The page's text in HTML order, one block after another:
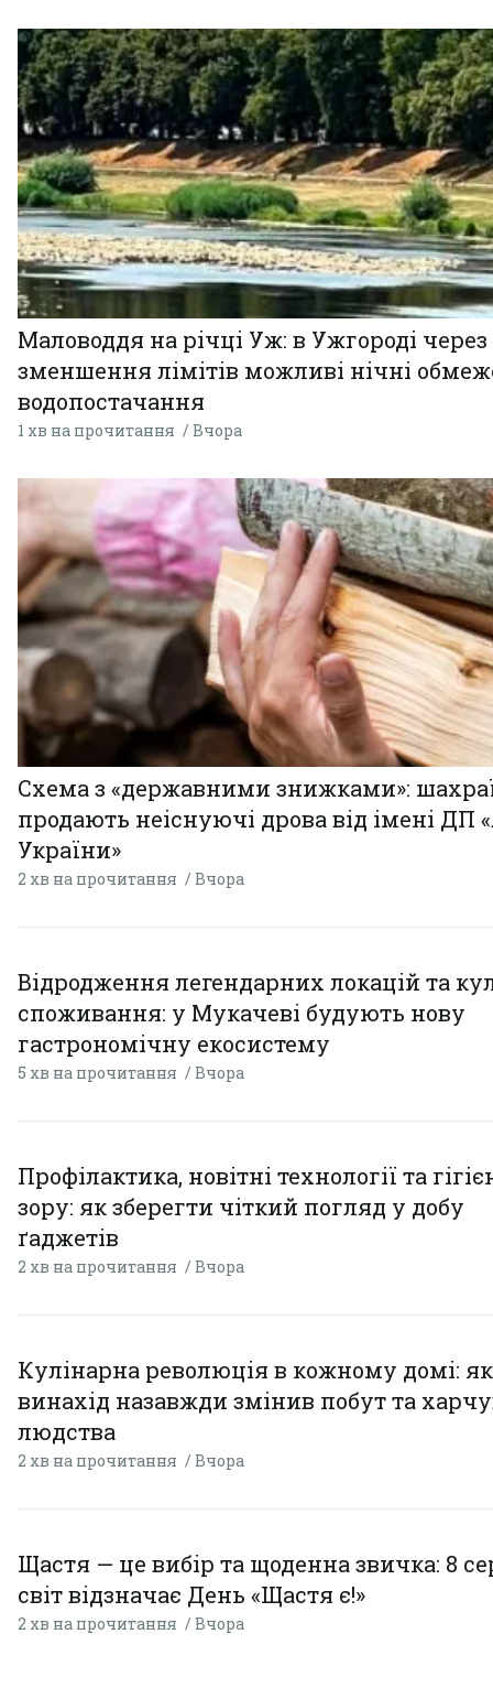
Маловоддя на річці Уж: в Ужгороді через
зменшення лімітів можливі нічні
водопостачання
1 хв на прочитання Вчора
Схема з «державними знижками»:
продають неіснуючі дрова від імені ДП
України»
2 хв на прочитання Вчора
Відродження легендарних локацій та
споживання: у Мукачеві будують нову
гастрономічну екосистему
5 хв на прочитання Вчора
Профілактика, новітні технології та
зору: як зберегти чіткий погляд у добу
ґаджетів
2 хв на прочитання Вчора
Кулінарна революція в кожному домі:
винахід назавжди змінив побут та
людства
2 хв на прочитання Вчора
Щастя — це вибір та щоденна звичка: 8
світ відзначає День «Щастя є!»
2 хв на прочитання Вчора